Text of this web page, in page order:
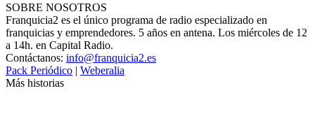
SOBRE NOSOTROS
Franquicia2 es el único programa de radio especializado en
franquicias y emprendedores. 5 años en antena. Los miércoles de 12
a 14h. en Capital Radio.
Contáctanos: info@franquicia2.es
Pack Periódico | Weberalia
Más historias